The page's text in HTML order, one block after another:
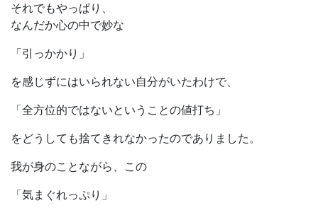
それでもやっぱり、
なんだか心の中で妙な
「引っかかり」
を感じずにはいられない自分がいたわけで、
「全方位的ではないということの値打ち」
をどうしても捨てきれなかったのでありました。
我が身のことながら、この
「気まぐれっぷり」